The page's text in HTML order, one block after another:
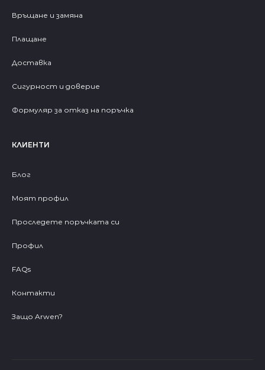
Връщане и замяна
Плащане
Доставка
Сигурност и доверие
Формуляр за отказ на поръчка
КЛИЕНТИ
Блог
Моят профил
Проследете поръчката си
Профил
FAQs
Контакти
Защо Arwen?